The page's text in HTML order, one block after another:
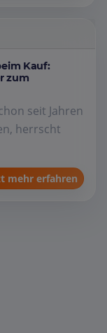
Kauf:
zum
seit Jahren
herrscht
mehr erfahren